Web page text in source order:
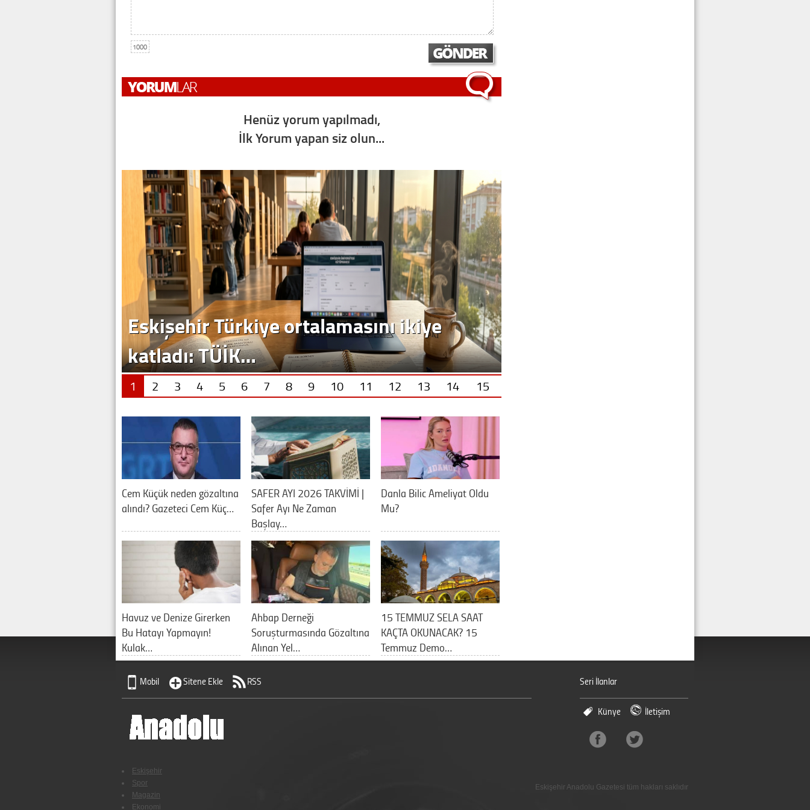
1000
Henüz yorum yapılmadı,
İlk Yorum yapan siz olun...
1 2 3 4 5 6 7 8 9 10 11 12 13 14 15
Cem Küçük neden gözaltına
alındı? Gazeteci Cem Küç…
SAFER AYI 2026 TAKVİMİ |
Safer Ayı Ne Zaman
Başlay…
Danla Bilic Ameliyat Oldu
Mu?
Havuz ve Denize Girerken
Bu Hatayı Yapmayın!
Kulak…
Ahbap Derneği
Soruşturmasında Gözaltına
Alınan Yel…
15 TEMMUZ SELA SAAT
KAÇTA OKUNACAK? 15
Temmuz Demo…
Mobil Sitene Ekle RSS Seri İlanlar
Künye İletişim
Eskişehir
Spor
Magazin
Ekonomi
Eskişehir Anadolu Gazetesi tüm hakları saklıdır